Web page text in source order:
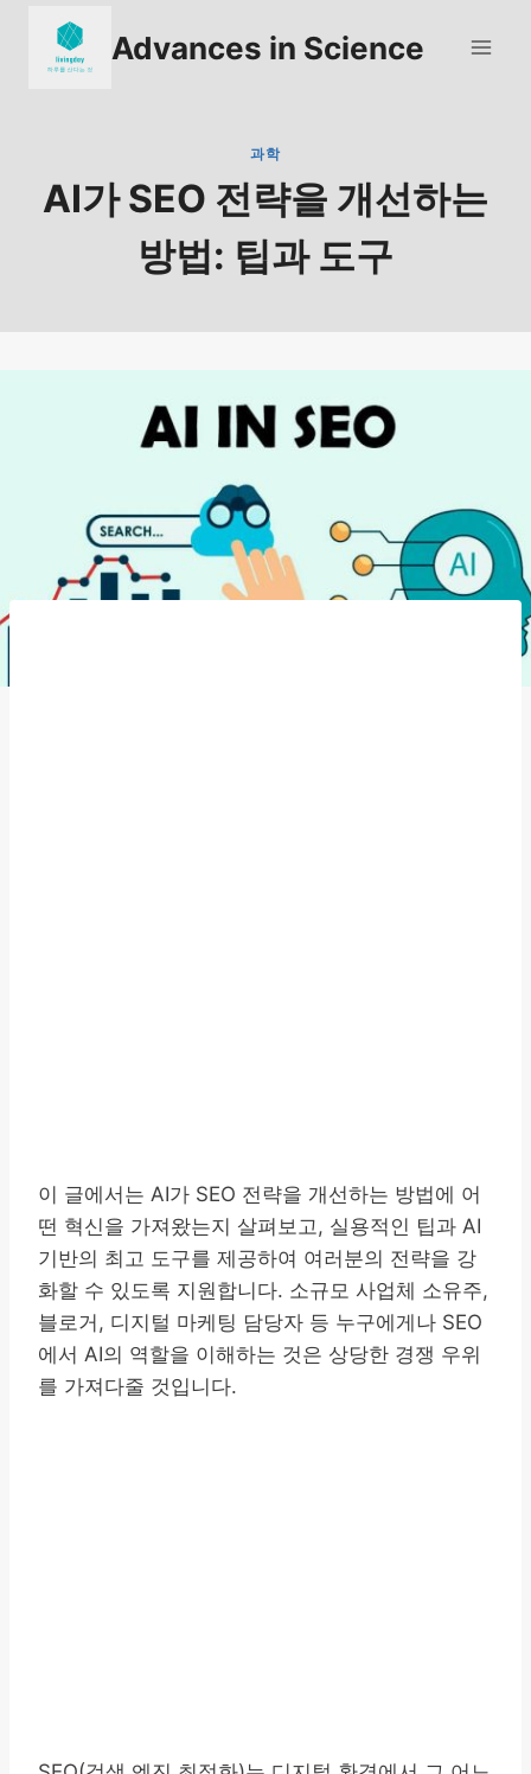
content
Advances in Science
과학
AI가 SEO 전략을 개선하는
방법: 팁과 도구
이 글에서는 AI가 SEO 전략을 개선하는 방법에 어
떤 혁신을 가져왔는지 살펴보고, 실용적인 팁과 AI
기반의 최고 도구를 제공하여 여러분의 전략을 강
화할 수 있도록 지원합니다. 소규모 사업체 소유주,
블로거, 디지털 마케팅 담당자 등 누구에게나 SEO
에서 AI의 역할을 이해하는 것은 상당한 경쟁 우위
를 가져다줄 것입니다.